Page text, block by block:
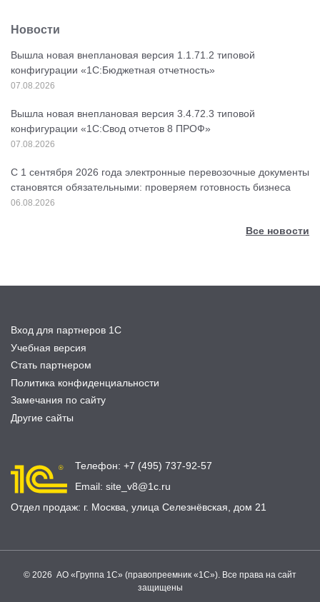
Новости
Вышла новая внеплановая версия 1.1.71.2 типовой
конфигурации «1C:Бюджетная отчетность»
07.08.2026
Вышла новая внеплановая версия 3.4.72.3 типовой
конфигурации «1C:Свод отчетов 8 ПРОФ»
07.08.2026
С 1 сентября 2026 года электронные перевозочные документы
становятся обязательными: проверяем готовность бизнеса
06.08.2026
Все новости
Вход для партнеров 1С
Учебная версия
Стать партнером
Политика конфиденциальности
Замечания по сайту
Другие сайты
Телефон: +7 (495) 737-92-57
Email: site_v8@1c.ru
Отдел продаж: г. Москва улица Селезнёвская, дом 21
© 2026 АО «Группа 1С» (правопреемник «1С»). Все права на сайт
защищены